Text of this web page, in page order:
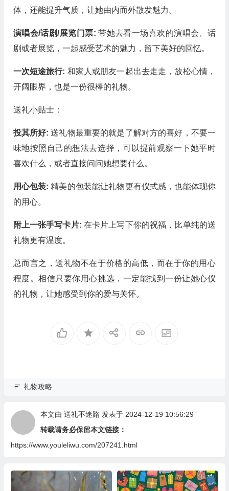
体，还能提升气质，让她由内而外散发魅力。
演唱会/话剧/展览门票:带她去看一场喜欢的演唱会、话
剧或者展览，一起感受艺术的魅力，留下美好的回忆。
一次短途旅行: 和家人或朋友一起出去走走，放松心情，
开阔眼界，也是一份很棒的礼物。
送礼小贴士：
投其所好:送礼物最重要的就是了解对方的喜好，不要一
味地按照自己的想法去选择，可以提前观察一下她平时
喜欢什么，或者直接问问她想要什么。
用心包装:精美的包装能让礼物更有仪式感，也能体现你
的用心。
附上一张手写卡片: 在卡片上写下你的祝福，比单纯的送
礼物更有温度。
总而言之，送礼物不在于价格的高低，而在于你的用心
程度。相信只要你用心挑选，一定能找到一份让她心仪
的礼物，让她感受到你的爱与关怀。
礼物攻略
本文由 送礼不迷路 发表于 2024-12-19 10:56:29
转载请务必保留本文链接：
https://www.youleliwu.com/207241.html